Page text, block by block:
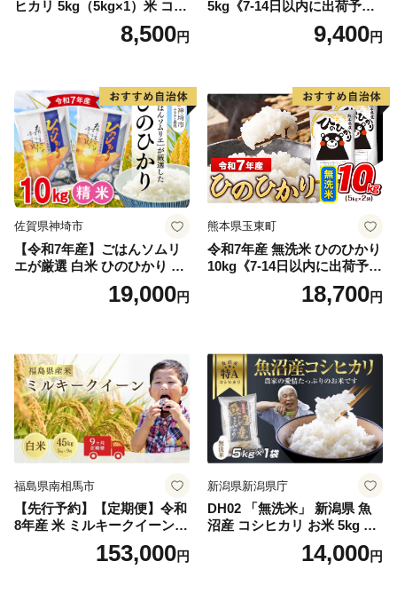
ヒカリ 5kg（5kg×1）米 コシ
ヒカリ こしひかり お米 白米
精米 5キロ おこめ こめ コメ
野町産 Elevation
8,500円
5kg《7-14日以内に出荷予定
(土日祝除く)》コメ 米 無洗米
高レビュー｜人気米 熊本県
9,400円
佐賀県神埼市
【令和7年産】ごはんソムリ
エが厳選 白米 ひのひかり 10
米 10kg 5kg×2 ひのひかり ブ
19,000円
熊本県玉東町
令和7年産 無洗米 ひのひかり
10kg《7-14日以内に出荷予定
(土日祝除く)》コメ 米 無洗米
令和7年産 高レビュー｜人気
18,700円
福島県南相馬市
【先行予約】【定期便】令和
8年産 米 ミルキークイーン
白米 45kg (5kg×9回) | ミルキ
ークイーン 米5kg 福島 福島
153,000円
新潟県新潟県庁
DH02 「無洗米」 新潟県 魚
沼産 コシヒカリ お米 5kg こ
しひかり 精米 米（お米の美
味しい炊き方ガイド付き）
14,000円